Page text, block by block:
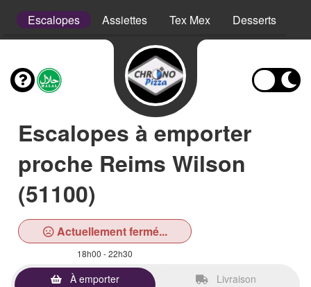
Escalopes Assiettes Tex Mex Desserts
Escalopes à emporter
proche Reims Wilson
(51100)
Actuellement fermé...
18h00 - 22h30
À emporter Livraison